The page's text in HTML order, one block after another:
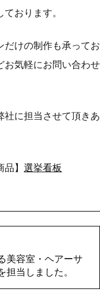
おります。
だけの制作も承ってお
お気軽にお問い合わせ
社に担当させて頂きあ
】 選挙看板
美容室・ヘアーサ
担当しました。